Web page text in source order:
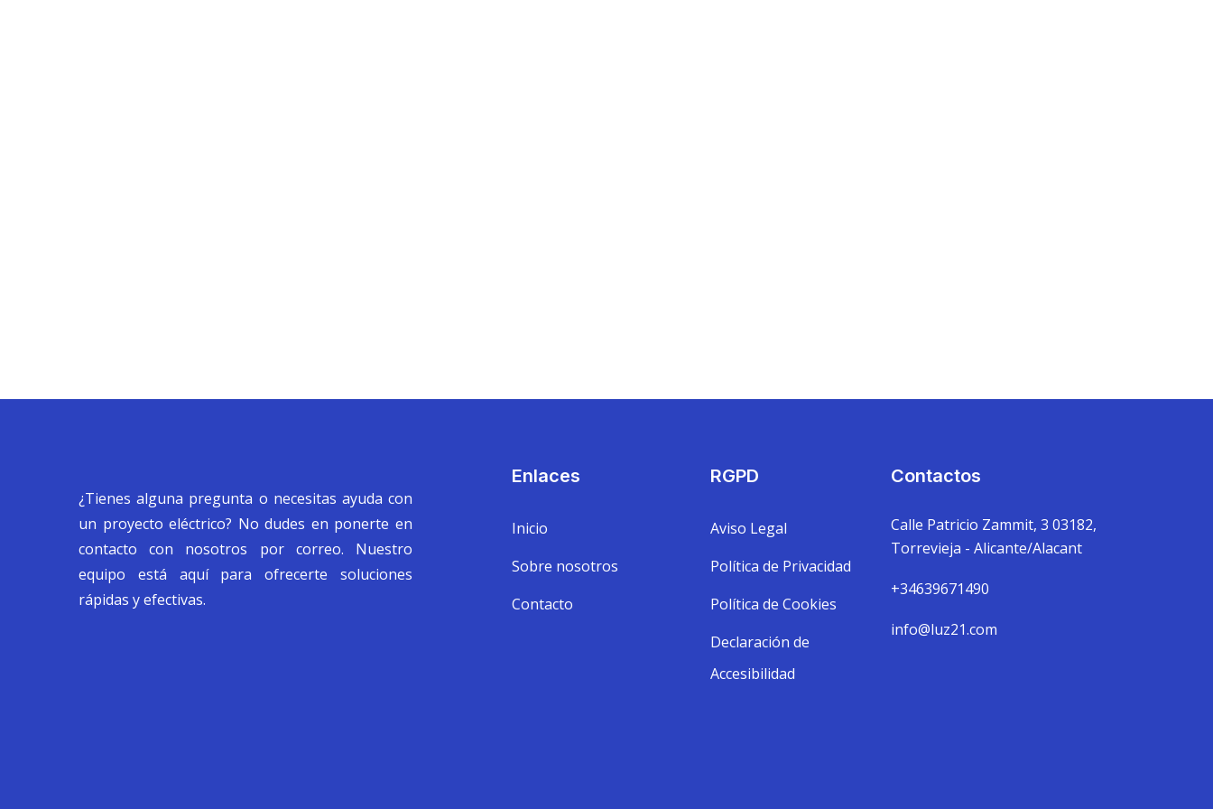
¿Tienes alguna pregunta o necesitas ayuda con
un proyecto eléctrico? No dudes en ponerte en
contacto con nosotros por correo. Nuestro
equipo está aquí para ofrecerte soluciones
rápidas y efectivas.
Enlaces
Inicio
Sobre nosotros
Contacto
RGPD
Aviso Legal
Política de Privacidad
Política de Cookies
Declaración de
Accesibilidad
Contactos
Calle Patricio Zammit, 3 03182,
Torrevieja - Alicante/Alacant
+34639671490
info@luz21.com